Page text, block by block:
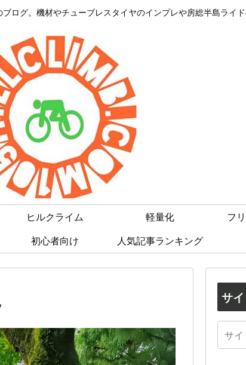
ログ。機材やチューブレスタイヤのインプレや房総半島ライド
ヒルクライム 軽量化 フ
初心者向け 人気記事ランキング
サ